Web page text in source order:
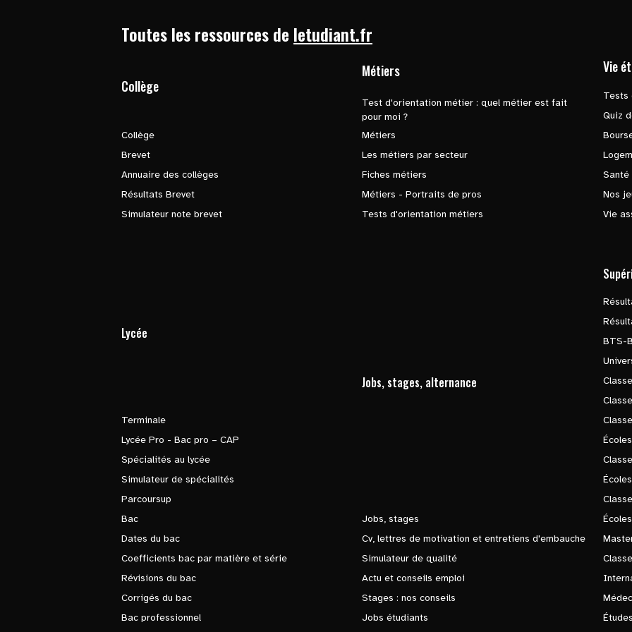
Toutes les ressources de letudiant.fr
Collège
Collège
Brevet
Annuaire des collèges
Résultats Brevet
Simulateur note brevet
Métiers
Test d'orientation métier : quel métier est fait
pour moi ?
Métiers
Les métiers par secteur
Fiches métiers
Métiers - Portraits de pros
Tests d'orientation métiers
Vie
Tests
Quiz
Santé
Nos
Vie
Lycée
Terminale
Lycée Pro - Bac pro – CAP
Spécialités au lycée
Simulateur de spécialités
Parcoursup
Bac
Dates du bac
Coefficients bac par matière et série
Révisions du bac
Corrigés du bac
Bac professionnel
Jobs, stages, alternance
Jobs, stages
Cv, lettres de motivation et entretiens d'embauche
Simulateur de qualité
Actu et conseils emploi
Stages : nos conseils
Jobs étudiants
BTS-